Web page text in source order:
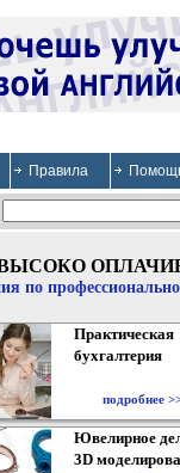
Правила
по
Практическая
бухгалтерия
подробнее
Ювелирное
3D